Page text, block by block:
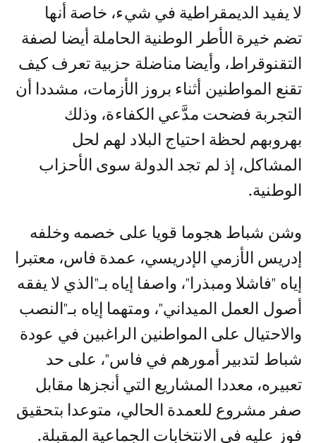
لا يفيد الديمقراطية في شيء، خاصة أنها
تضم خيرة الأطر الوطنية الحاملة أيضا لصفة
التقنوقراط، وأيضا مناضلة حزبية تعرف كيف
تقنع المواطنين أثناء بروز الأزمات، مشددا أن
التجربة فضحت مدَّعي الكفاءة، وذلك
بهروبهم لحظة احتياج البلاد لهم لحل
المشاكل، إذ لم تجد الدولة سوى الأحزاب
الوطنية.
وشن شباط هجوما قويا على خصمه وخلفه
إدريس الأزمي الإدريسي، عمدة فاس، معتبرا
إياه "فاشلا ومبذرا"، واصفا إياه بـ"الذي لا يفقه
أصول العمل الميداني"، ومتهما إياه بـ"النصب
والاحتيال على المواطنين الراغبين في عودة
شباط لتدبير أمورهم في فاس"، على حد
تعبيره، معددا المشاريع التي أنجزها مقابل
صفر مشروع للعمدة الحالي، متوعدا بتحقيق
فوز عليه في الانتخابات الجماعية المقبلة.